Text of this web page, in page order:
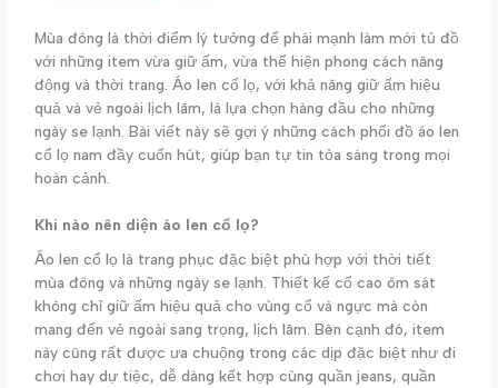
Mùa đông là thời điểm lý tưởng để phái mạnh làm mới tủ đồ
với những item vừa giữ ấm, vừa thể hiện phong cách năng
động và thời trang. Áo len cổ lọ, với khả năng giữ ấm hiệu
quả và vẻ ngoài lịch lãm, là lựa chọn hàng đầu cho những
ngày se lạnh. Bài viết này sẽ gợi ý những cách phối đồ áo len
cổ lọ nam đầy cuốn hút, giúp bạn tự tin tỏa sáng trong mọi
hoàn cảnh.
Khi nào nên diện áo len cổ lọ?
Áo len cổ lọ là trang phục đặc biệt phù hợp với thời tiết
mùa đông và những ngày se lạnh. Thiết kế cổ cao ôm sát
không chỉ giữ ấm hiệu quả cho vùng cổ và ngực mà còn
mang đến vẻ ngoài sang trọng, lịch lãm. Bên cạnh đó, item
này cũng rất được ưa chuộng trong các dịp đặc biệt như đi
chơi hay dự tiệc, dễ dàng kết hợp cùng quần jeans, quần